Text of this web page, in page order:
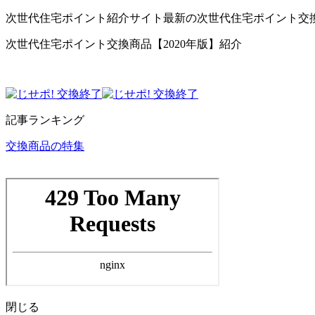
次世代住宅ポイント紹介サイト最新の次世代住宅ポイント交
次世代住宅ポイント交換商品【2020年版】紹介
記事ランキング
交換商品の特集
閉じる